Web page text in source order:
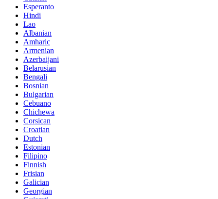
Esperanto
Hindi
Lao
Albanian
Amharic
Armenian
Azerbaijani
Belarusian
Bengali
Bosnian
Bulgarian
Cebuano
Chichewa
Corsican
Croatian
Dutch
Estonian
Filipino
Finnish
Frisian
Galician
Georgian